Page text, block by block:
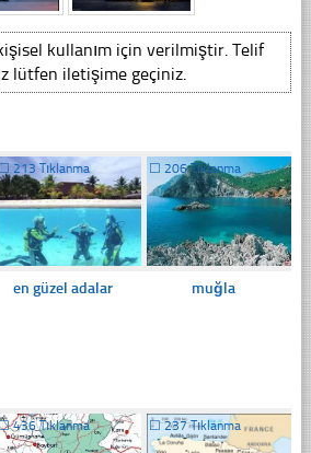
kullanım için verilmiştir. Telif
lütfen iletişime geçiniz.
☐213 Tıklanma
en güzel adalar
☐ 206 Tıklanma
muğla
436 Tıklanma ☐237 Tıklanma